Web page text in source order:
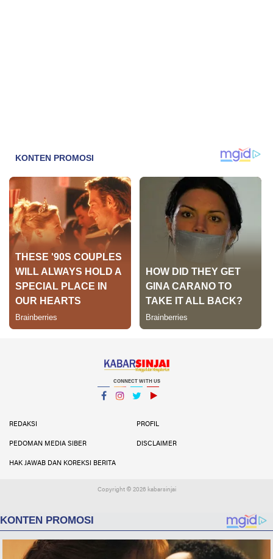
CONNECT WITH US
REDAKSI
PROFIL
PEDOMAN MEDIA SIBER DISCLAIMER
HAK JAWAB DAN KOREKSI BERITA
Copyright © 2026 kabarsinjai